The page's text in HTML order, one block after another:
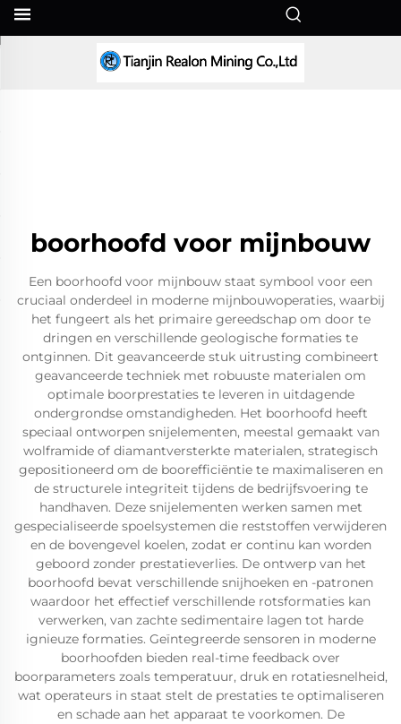
boorhoofd voor mijnbouw
Een boorhoofd voor mijnbouw staat symbool voor een
cruciaal onderdeel in moderne mijnbouwoperaties, waarbij
het fungeert als het primaire gereedschap om door te
dringen en verschillende geologische formaties te
ontginnen. Dit geavanceerde stuk uitrusting combineert
geavanceerde techniek met robuuste materialen om
optimale boorprestaties te leveren in uitdagende
ondergrondse omstandigheden. Het boorhoofd heeft
speciaal ontworpen snijelementen, meestal gemaakt van
wolframide of diamantversterkte materialen, strategisch
gepositioneerd om de boorefficiëntie te maximaliseren en
de structurele integriteit tijdens de bedrijfsvoering te
handhaven. Deze snijelementen werken samen met
gespecialiseerde spoelsystemen die reststoffen verwijderen
en de bovengevel koelen, zodat er continu kan worden
geboord zonder prestatieverlies. De ontwerp van het
boorhoofd bevat verschillende snijhoeken en -patronen
waardoor het effectief verschillende rotsformaties kan
verwerken, van zachte sedimentaire lagen tot harde
ignieuze formaties. Geïntegreerde sensoren in moderne
boorhoofden bieden real-time feedback over
boorparameters zoals temperatuur, druk en rotatiesnelheid,
wat operateurs in staat stelt de prestaties te optimaliseren
en schade aan het apparaat te voorkomen. De